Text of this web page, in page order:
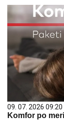
09. 07. 2026 09:20
Komfor po